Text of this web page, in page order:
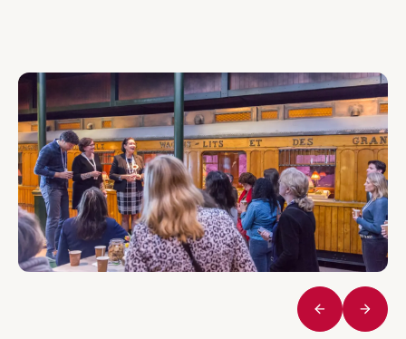
Vorige